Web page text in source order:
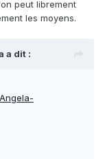
peut librement
les moyens.
a dit :